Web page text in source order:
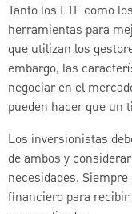
Tanto los ETF como
herramientas para
que utilizan los
embargo, las
negociar en el
pueden hacer que un
Los inversionistas
de ambos y
necesidades.
financiero para